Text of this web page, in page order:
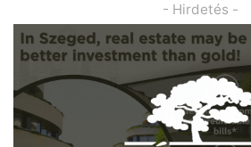
- Hirdetés -